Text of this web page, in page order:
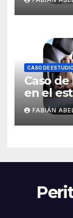
Móvil
CASO DE ESTUDIO
Caso
en el
FABIÁN